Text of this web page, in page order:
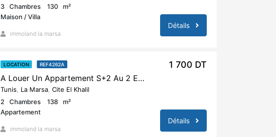
3
Chambres 130
m²
Maison / Villa
immoland la marsa
Détails
LOCATION REF4262A
A Louer Un Appartement S+2 Au 2 Eme Etage Avec Ascenseur A Cite Khalil Marsa
Tunis La Marsa Cite El Khalil
2
Chambres 138
m²
Appartement
immoland la marsa
1 700 DT
Détails